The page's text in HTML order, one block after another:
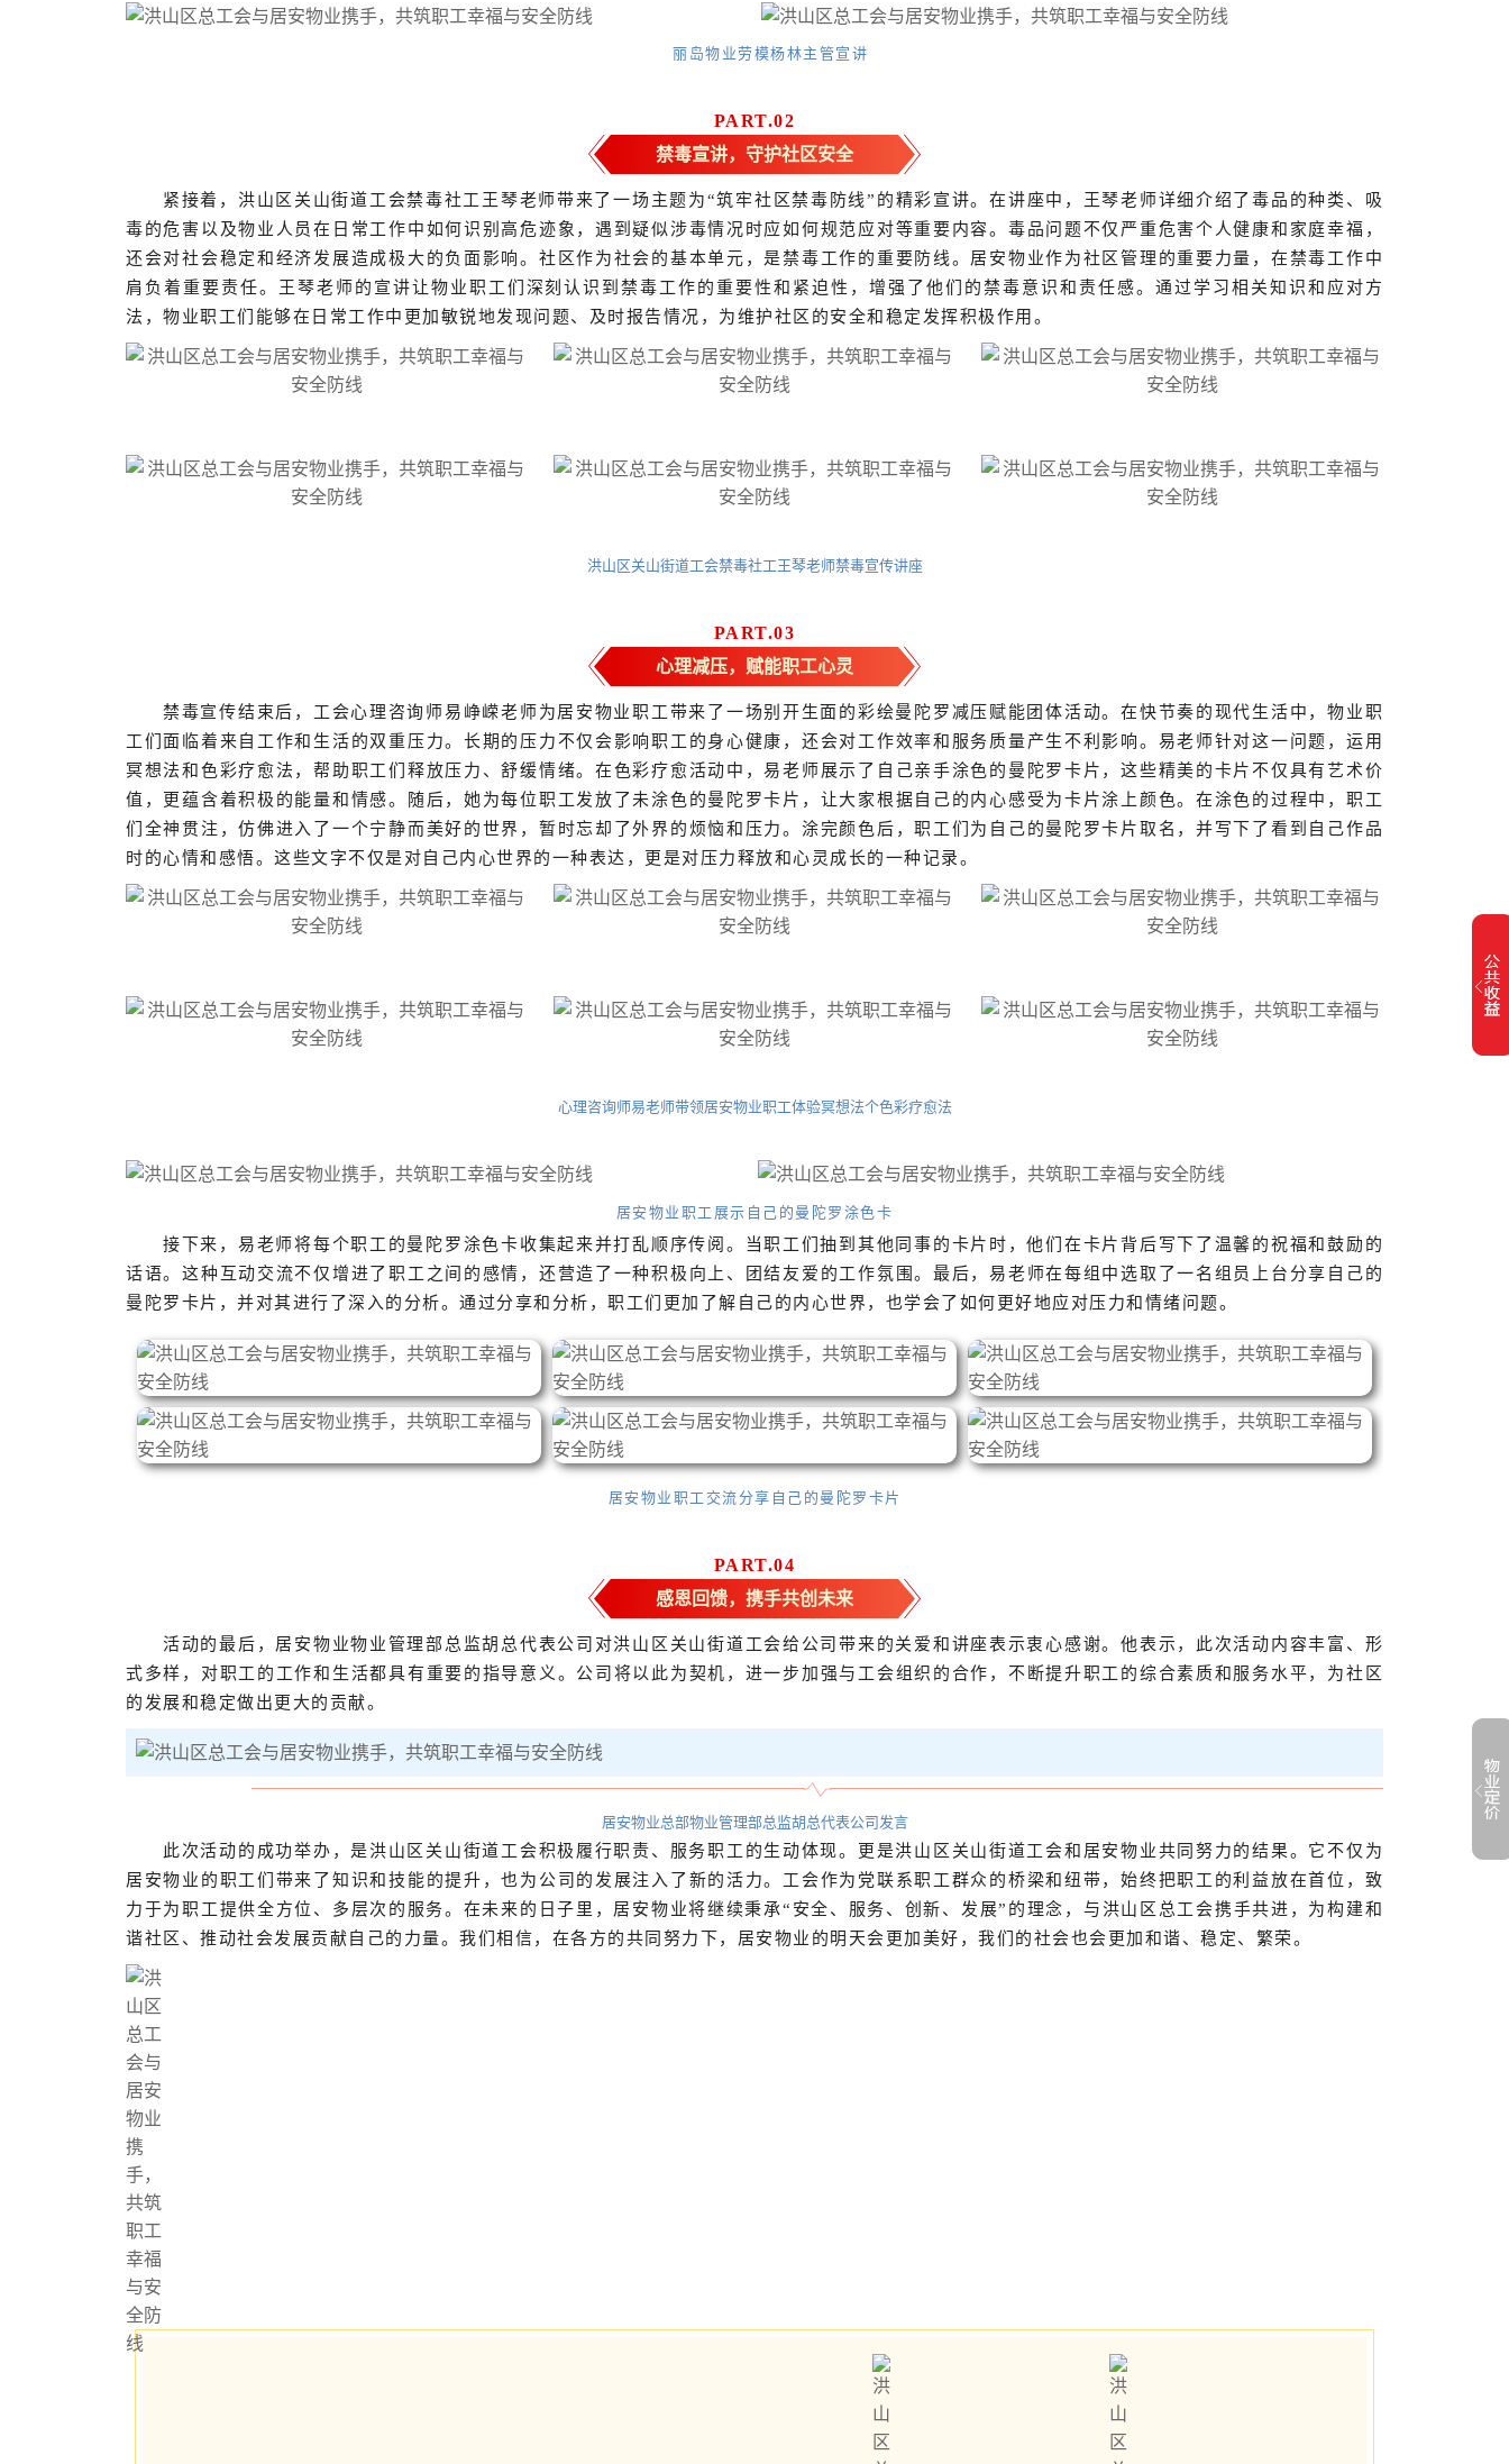
丽岛物业劳模杨林主管宣讲
PART.02
禁毒宣讲，守护社区安全
紧接着，洪山区关山街道工会禁毒社工王琴老师带来了一场主题为“筑牢社区禁毒防线”的精彩宣讲。在讲座中，王琴老师详细介绍了毒品的种类、吸
毒的危害以及物业人员在日常工作中如何识别高危迹象，遇到疑似涉毒情况时应如何规范应对等重要内容。毒品问题不仅严重危害个人健康和家庭幸福，
还会对社会稳定和经济发展造成极大的负面影响。社区作为社会的基本单元，是禁毒工作的重要防线。居安物业作为社区管理的重要力量，在禁毒工作中
肩负着重要责任。王琴老师的宣讲让物业职工们深刻认识到禁毒工作的重要性和紧迫性，增强了他们的禁毒意识和责任感。通过学习相关知识和应对方
法，物业职工们能够在日常工作中更加敏锐地发现问题、及时报告情况，为维护社区的安全和稳定发挥积极作用。
洪山区关山街道工会禁毒社工王琴老师禁毒宣传讲座
PART.03
心理减压，赋能职工心灵
禁毒宣传结束后，工会心理咨询师易峥嵘老师为居安物业职工带来了一场别开生面的彩绘曼陀罗减压赋能团体活动。在快节奏的现代生活中，物业职
工们面临着来自工作和生活的双重压力。长期的压力不仅会影响职工的身心健康，还会对工作效率和服务质量产生不利影响。易老师针对这一问题，运用
冥想法和色彩疗愈法，帮助职工们释放压力、舒缓情绪。在色彩疗愈活动中，易老师展示了自己亲手涂色的曼陀罗卡片，这些精美的卡片不仅具有艺术价
值，更蕴含着积极的能量和情感。随后，她为每位职工发放了未涂色的曼陀罗卡片，让大家根据自己的内心感受为卡片涂上颜色。在涂色的过程中，职工
们全神贯注，仿佛进入了一个宁静而美好的世界，暂时忘却了外界的烦恼和压力。涂完颜色后，职工们为自己的曼陀罗卡片取名，并写下了看到自己作品
时的心情和感悟。这些文字不仅是对自己内心世界的一种表达，更是对压力释放和心灵成长的一种记录。
心理咨询师易老师带领居安物业职工体验冥想法个色彩疗愈法
居安物业职工展示自己的曼陀罗涂色卡
接下来，易老师将每个职工的曼陀罗涂色卡收集起来并打乱顺序传阅。当职工们抽到其他同事的卡片时，他们在卡片背后写下了温馨的祝福和鼓励的
话语。这种互动交流不仅增进了职工之间的感情，还营造了一种积极向上、团结友爱的工作氛围。最后，易老师在每组中选取了一名组员上台分享自己的
曼陀罗卡片，并对其进行了深入的分析。通过分享和分析，职工们更加了解自己的内心世界，也学会了如何更好地应对压力和情绪问题。
居安物业职工交流分享自己的曼陀罗卡片
PART.04
感恩回馈，携手共创未来
活动的最后，居安物业物业管理部总监胡总代表公司对洪山区关山街道工会给公司带来的关爱和讲座表示衷心感谢。他表示，此次活动内容丰富、形
式多样，对职工的工作和生活都具有重要的指导意义。公司将以此为契机，进一步加强与工会组织的合作，不断提升职工的综合素质和服务水平，为社区
的发展和稳定做出更大的贡献。
居安物业总部物业管理部总监胡总代表公司发言
此次活动的成功举办，是洪山区关山街道工会积极履行职责、服务职工的生动体现。更 是洪山区关山街道工会和居安物业共同努力的结果。它不仅为
居安物业的职工们带来了知识和技能的提升，也为公司的发展注入了新的活力。 工会作为党联系职工群众的桥梁和纽带，始终把职工的利益放在首位，致
力于为职工提供全方位、多层次的服务。 在未来的日子里，居安物业将继续秉承“安全、服务、创新、发展”的理念，与洪山区总工会携手共进，为构建和
谐社区、推动社会发展贡献自己的力量。我们相信，在各方的共同努力下，居安物业的明天会更加美好，我们的社会也会更加和谐、稳定、繁荣。